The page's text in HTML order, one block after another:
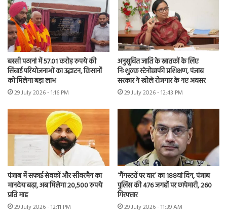
बस्सी पठानां में 57.01 करोड़ रुपये की
सिंचाई परियोजनाओं का उद्घाटन, किसानों
को मिलेगा बड़ा लाभ
29 July 2026 - 1:16 PM
अनुसूचित जाति के स्नातकों के लिए
निःशुल्क स्टेनोग्राफी प्रशिक्षण, पंजाब
सरकार ने खोले रोजगार के नए अवसर
29 July 2026 - 12:43 PM
पंजाब में सफाई सेवकों और सीवरमैन का
मानदेय बढ़ा, अब मिलेगा 20,500 रुपये
प्रति माह
29 July 2026 - 12:11 PM
‘गैंगस्टरों पर वार’ का 188वां दिन, पंजाब
पुलिस की 476 जगहों पर छापेमारी, 260
गिरफ्तार
29 July 2026 - 11:39 AM